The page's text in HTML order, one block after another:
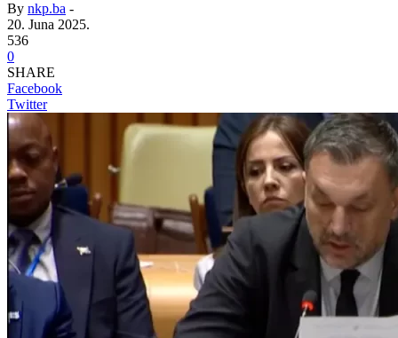
By nkp.ba -
20. Juna 2025.
536
0
SHARE
Facebook
Twitter